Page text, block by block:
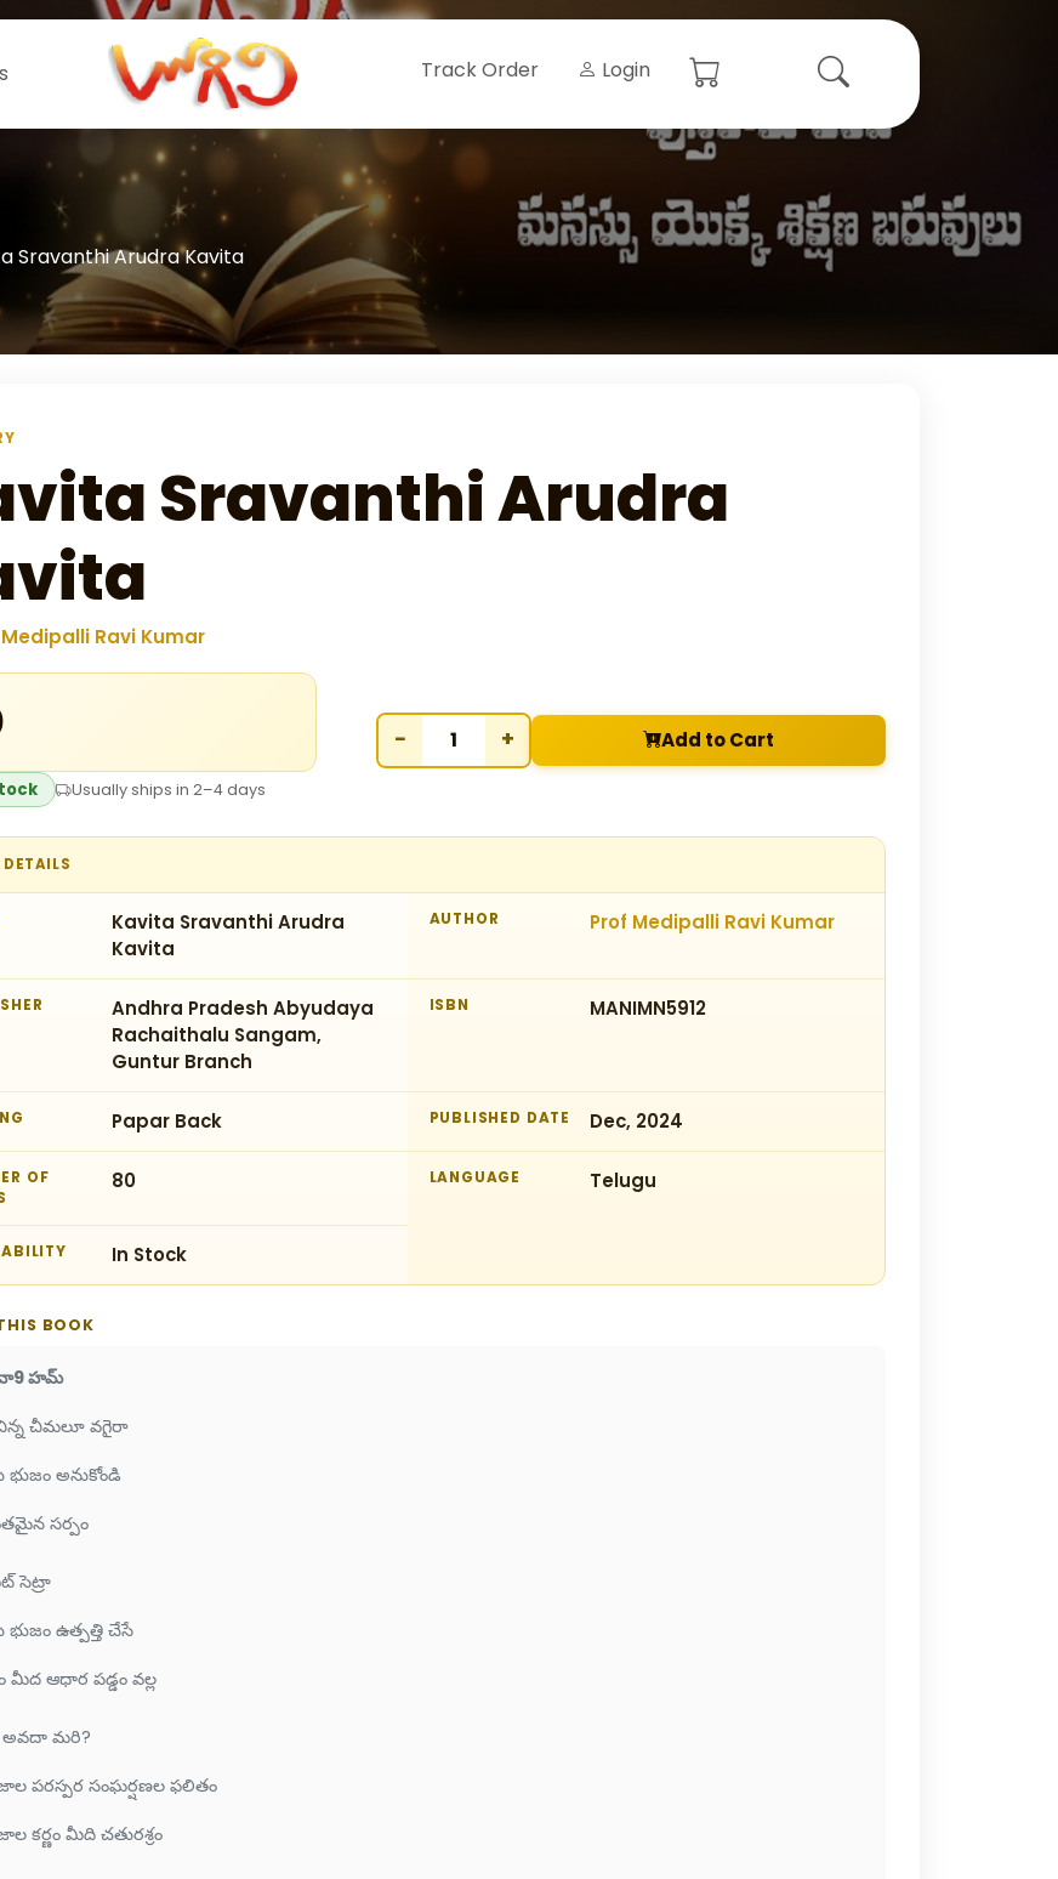
Track Order Login
Sravanthi Arudra Kavita
Sravanthi Arudra
Ravi Kumar
Usually ships in 2–4 days
− + Add to Cart
Kavita Sravanthi Arudra
Kavita
AUTHOR Prof Medipalli Ravi Kumar
Andhra Pradesh Abyudaya
Rachaithalu Sangam,
Guntur Branch
ISBN MANIMN5912
Papar Back PUBLISHED DATE Dec, 2024
OF
80 LANGUAGE Telugu
In Stock
BOOK
హమ్
చీమలూ వగైరా
భుజం అనుకోండి
సర్పం
సెట్రా
భుజం ఉత్పత్తి చేసే
మీద ఆధార పడ్డం వల్ల
అవదా మరి?
పరస్పర సంఘర్షణల ఫలితం
కర్ణం మీది చతురశ్రం